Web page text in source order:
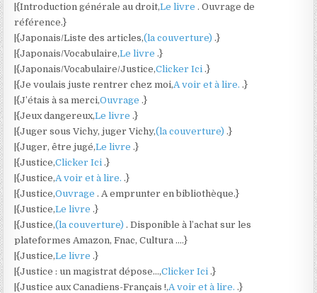
|{Introduction générale au droit,Le livre . Ouvrage de
référence.}
|{Japonais/Liste des articles,(la couverture) .}
|{Japonais/Vocabulaire,Le livre .}
|{Japonais/Vocabulaire/Justice,Clicker Ici .}
|{Je voulais juste rentrer chez moi,A voir et à lire. .}
|{J’étais à sa merci,Ouvrage .}
|{Jeux dangereux,Le livre .}
|{Juger sous Vichy, juger Vichy,(la couverture) .}
|{Juger, être jugé,Le livre .}
|{Justice,Clicker Ici .}
|{Justice,A voir et à lire. .}
|{Justice,Ouvrage . A emprunter en bibliothèque.}
|{Justice,Le livre .}
|{Justice,(la couverture) . Disponible à l’achat sur les
plateformes Amazon, Fnac, Cultura ….}
|{Justice,Le livre .}
|{Justice : un magistrat dépose…,Clicker Ici .}
|{Justice aux Canadiens-Français !,A voir et à lire. .}